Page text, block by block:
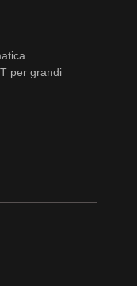
per grandi